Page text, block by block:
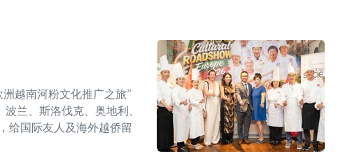
越南河粉文化推广之旅”
兰、斯洛伐克、奥地利、
给国际友人及海外越侨留